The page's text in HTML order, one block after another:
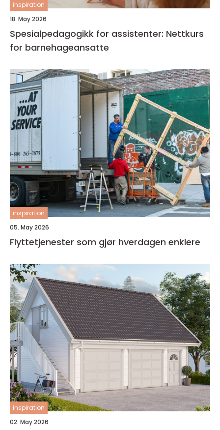
inspiration
18. May 2026
Spesialpedagogikk for assistenter: Nettkurs
for barnehageansatte
inspiration
05. May 2026
Flyttetjenester som gjør hverdagen enklere
inspiration
02. May 2026